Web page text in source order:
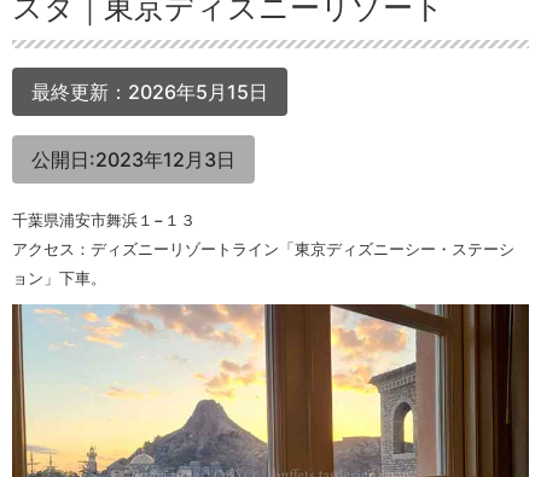
スタ｜東京ディズニーリゾート
最終更新： 2026年5月15日
公開日:2023年12月3日
千葉県浦安市舞浜１−１３
アクセス：ディズニーリゾートライン「東京ディズニーシー・ステーシ
ョン」下車。